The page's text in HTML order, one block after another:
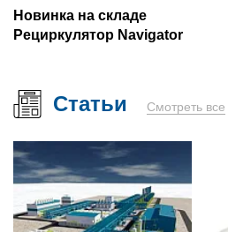
Новинка на складе
Рециркулятор Navigator
Статьи Смотреть все